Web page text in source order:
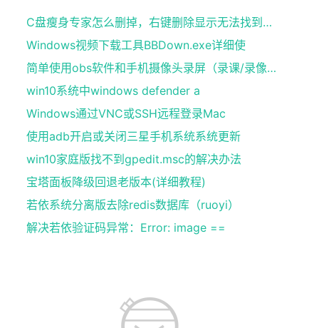
C盘瘦身专家怎么删掉，右键删除显示无法找到此文件
Windows视频下载工具BBDown.exe详细使
简单使用obs软件和手机摄像头录屏（录课/录像）时的
win10系统中windows defender a
Windows通过VNC或SSH远程登录Mac
使用adb开启或关闭三星手机系统系统更新
win10家庭版找不到gpedit.msc的解决办法
宝塔面板降级回退老版本(详细教程)
若依系统分离版去除redis数据库（ruoyi）
解决若依验证码异常：Error: image ==